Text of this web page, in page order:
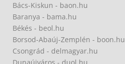
Bács-Kiskun - baon.hu
Baranya - bama.hu
Békés - beol.hu
Borsod-Abaúj-Zemplén - boon.hu
Csongrád - delmagyar.hu